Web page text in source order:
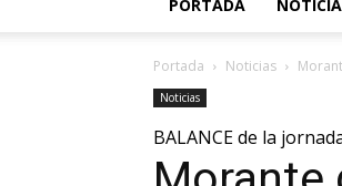
PORTADA
Portada Noticias
Noticias
BALANCE de la